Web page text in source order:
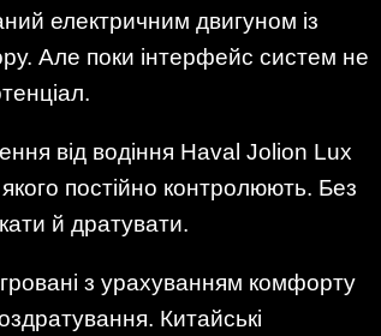
електричним двигуном із
Але поки інтерфейс систем не
від водіння Haval Jolion Lux
постійно контролюють. Без
й дратувати.
з урахуванням комфорту
Китайські